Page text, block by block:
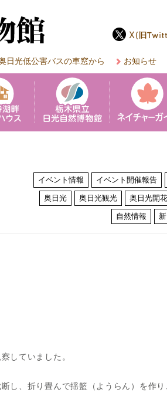
日光低公害バスの車窓から お知らせ
イベント情報 イベント開催報告
奥日光 奥日光観光 奥日光開
自然情報
していました。
し、折り畳んで揺籃（ようらん）を作り